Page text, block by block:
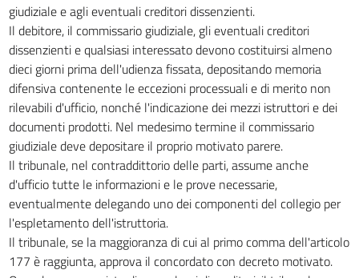
giudiziale e agli eventuali creditori dissenzienti.
Il debitore, il commissario giudiziale, gli eventuali creditori
dissenzienti e qualsiasi interessato devono costituirsi almeno
dieci giorni prima dell'udienza fissata, depositando memoria
difensiva contenente le eccezioni processuali e di merito non
rilevabili d'ufficio, nonché l'indicazione dei mezzi istruttori e dei
documenti prodotti. Nel medesimo termine il commissario
giudiziale deve depositare il proprio motivato parere.
Il tribunale, nel contraddittorio delle parti, assume anche
d'ufficio tutte le informazioni e le prove necessarie,
eventualmente delegando uno dei componenti del collegio per
l'espletamento dell'istruttoria.
Il tribunale, se la maggioranza di cui al primo comma dell'articolo
177 è raggiunta, approva il concordato con decreto motivato.